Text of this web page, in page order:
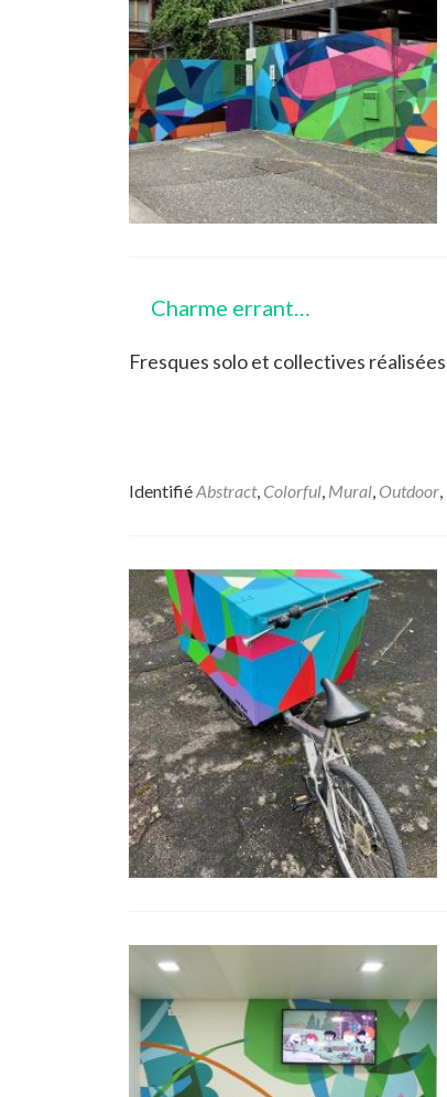
Charme errant…
Fresques solo et collectives
IdentifiéAbstract, Colorful, Mural, Outdoor,